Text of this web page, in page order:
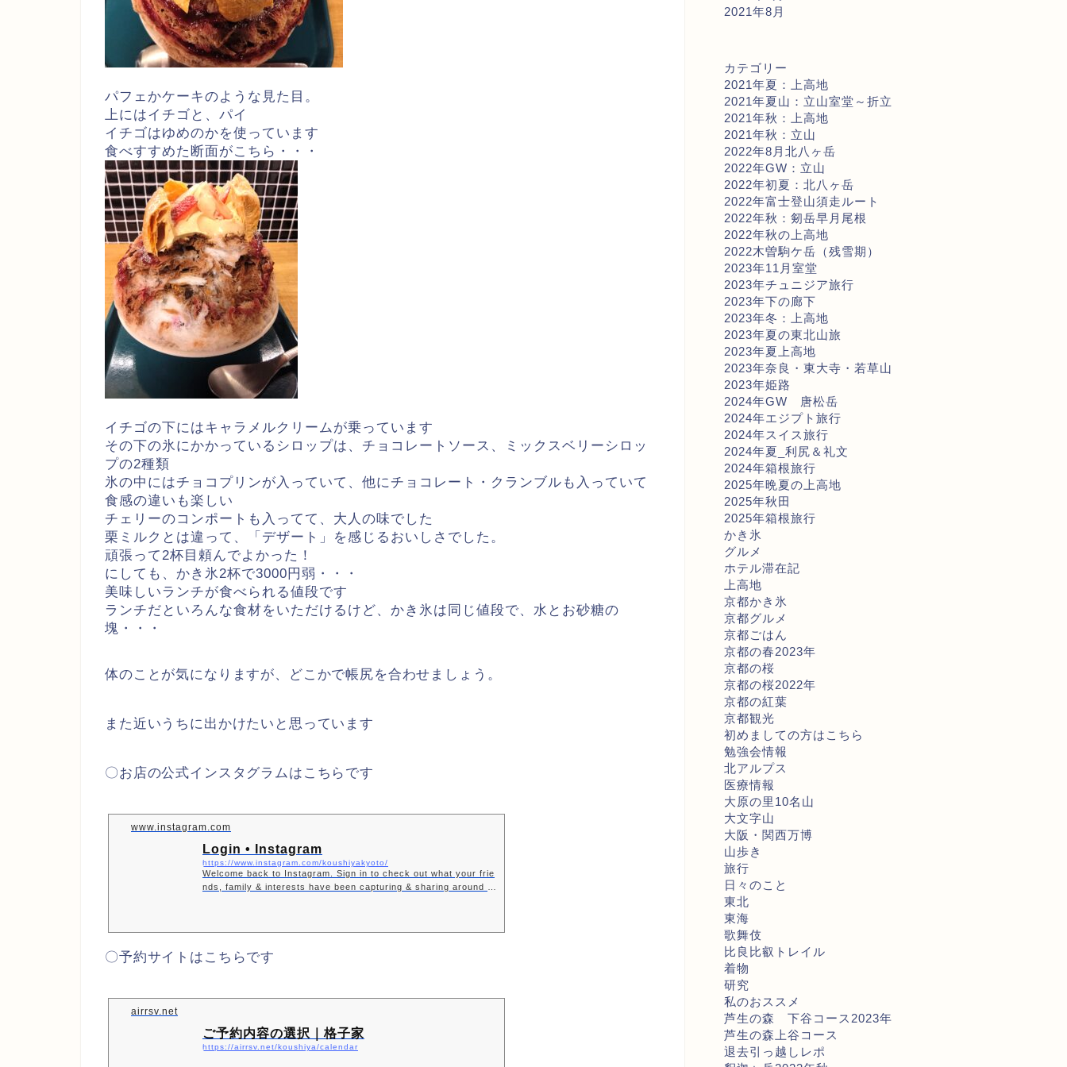
パフェかケーキのような見た目。
上にはイチゴと、パイ
イチゴはゆめのかを使っています
食べすすめた断面がこちら・・・
イチゴの下にはキャラメルクリームが乗っています
その下の氷にかかっているシロップは、チョコレートソース、ミックスベリーシロッ
プの2種類
氷の中にはチョコプリンが入っていて、他にチョコレート・クランブルも入っていて
食感の違いも楽しい
チェリーのコンポートも入ってて、大人の味でした
栗ミルクとは違って、「デザート」を感じるおいしさでした。
頑張って2杯目頼んでよかった！
にしても、かき氷2杯で3000円弱・・・
美味しいランチが食べられる値段です
ランチだといろんな食材をいただけるけど、かき氷は同じ値段で、水とお砂糖の
塊・・・
体のことが気になりますが、どこかで帳尻を合わせましょう。
また近いうちに出かけたいと思っています
〇お店の公式インスタグラムはこちらです
www.instagram.com
Login • Instagram
https://www.instagram.com/koushiyakyoto/
Welcome back to Instagram. Sign in to check out what your frie
nds, family & interests have been capturing & sharing around th
〇予約サイトはこちらです
airrsv.net
ご予約内容の選択｜格子家
https://airrsv.net/koushiya/calendar
2021年8月
カテゴリー
2021年夏：上高地
2021年夏山：立山室堂～折立
2021年秋：上高地
2021年秋：立山
2022年8月北八ヶ岳
2022年GW：立山
2022年初夏：北八ヶ岳
2022年富士登山須走ルート
2022年秋：剱岳早月尾根
2022年秋の上高地
2022木曽駒ケ岳（残雪期）
2023年11月室堂
2023年チュニジア旅行
2023年下の廊下
2023年冬：上高地
2023年夏の東北山旅
2023年夏上高地
2023年奈良・東大寺・若草山
2023年姫路
2024年GW 唐松岳
2024年エジプト旅行
2024年スイス旅行
2024年夏_利尻＆礼文
2024年箱根旅行
2025年晩夏の上高地
2025年秋田
2025年箱根旅行
かき氷
グルメ
ホテル滞在記
上高地
京都かき氷
京都グルメ
京都ごはん
京都の春2023年
京都の桜
京都の桜2022年
京都の紅葉
京都観光
初めましての方はこちら
勉強会情報
北アルプス
医療情報
大原の里10名山
大文字山
大阪・関西万博
山歩き
旅行
日々のこと
東北
東海
歌舞伎
比良比叡トレイル
着物
研究
私のおススメ
芦生の森 下谷コース2023年
芦生の森上谷コース
退去引っ越しレポ